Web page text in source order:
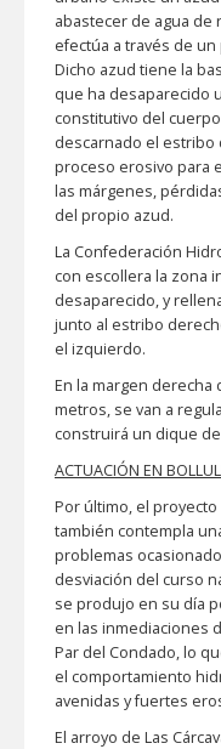
abastecer de agua
efectúa a través de
Dicho azud tiene la
que ha desaparecido
constitutivo del
descarnado el estribo
proceso erosivo para
las márgenes,
del propio azud.
La Confederación
con escollera la zona
desaparecido, y
junto al estribo
el izquierdo.
En la margen
metros, se van a
construirá un dique
ACTUACIÓN EN
Por último, el proyecto
también contempla
problemas
desviación del curso
se produjo en su día
en las inmediaciones
Par del Condado, lo
el comportamiento
avenidas y fuertes
El arroyo de Las